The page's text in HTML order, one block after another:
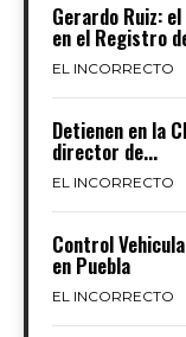
Gerardo Ruiz:
en el Registro
EL INCORRECTO
Detienen en la
director de...
EL INCORRECTO
Control
en Puebla
EL INCORRECTO